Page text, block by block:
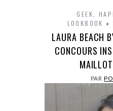
GEEK
LOOKBOOK
LAURA BEACH
CONCOURS
PAR